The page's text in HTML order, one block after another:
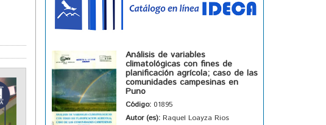
Análisis de variables
climatológicas con fines de
planificación agrícola; caso de las
comunidades campesinas en
Puno
Código: 01895
Autor (es): Raquel Loayza Rios